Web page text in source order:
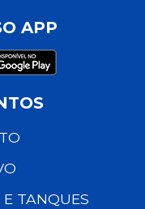
APP
TANQUES